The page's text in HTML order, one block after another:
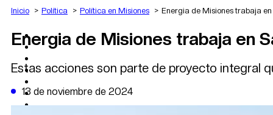
AGRO
DEPORTES
POLÍTICA
DATA FIRME
DE LA TRIBUNA TV
Inicio Política Política en Misiones Energia de Misiones trabaja
Energia de Misiones trabaja en
Estas acciones son parte de proyecto integral
13 de noviembre de 2024